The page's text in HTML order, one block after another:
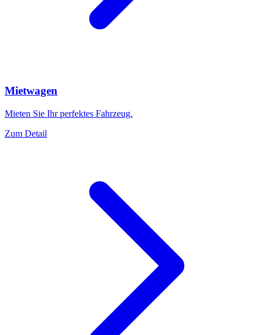
Mietwagen
Mieten Sie Ihr perfektes Fahrzeug.
Zum Detail